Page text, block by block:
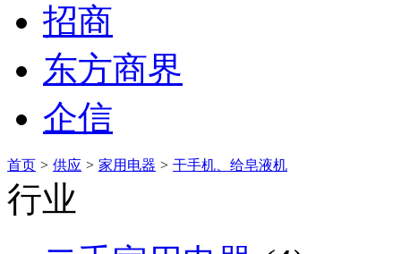
招商
东方商界
企信
首页 > 供应 > 家用电器 > 干手机、给皂液机
行业